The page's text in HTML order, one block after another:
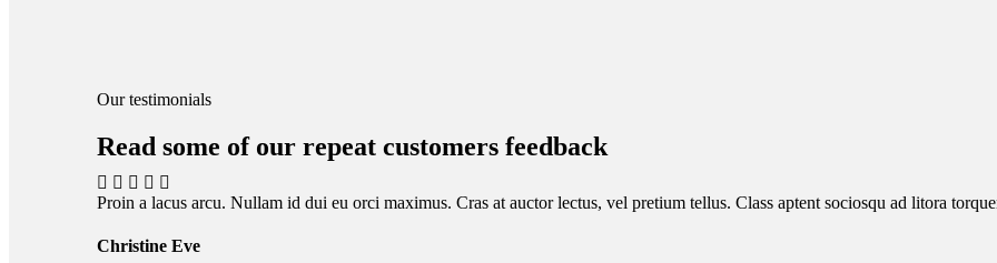
Our testimonials
Read some of our repeat customers feedback​
Proin a lacus arcu. Nullam id dui eu orci maximus. Cras at auctor lectus, vel pretium tellus. Class aptent sociosqu ad litora
Christine Eve